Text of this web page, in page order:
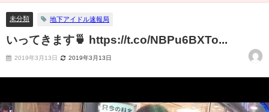
未分類 地下アイドル速報局
いってきます🍵 https://t.co/NBPu6BXTo...
2019年3月13日 2019年3月13日